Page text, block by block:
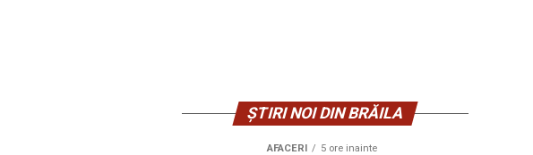
ȘTIRI NOI DIN BRĂILA
AFACERI 5 ore inainte